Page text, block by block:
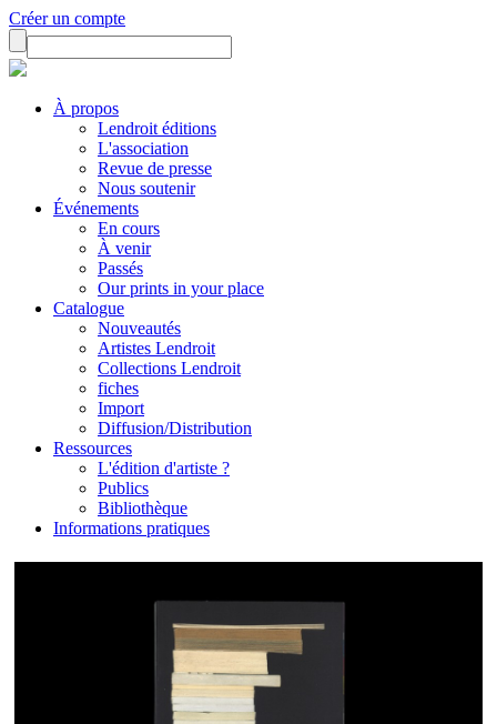
Créer un compte
À propos
Lendroit éditions
L'association
Revue de presse
Nous soutenir
Événements
En cours
À venir
Passés
Our prints in your place
Catalogue
Nouveautés
Artistes Lendroit
Collections Lendroit
fiches
Import
Diffusion/Distribution
Ressources
L'édition d'artiste ?
Publics
Bibliothèque
Informations pratiques